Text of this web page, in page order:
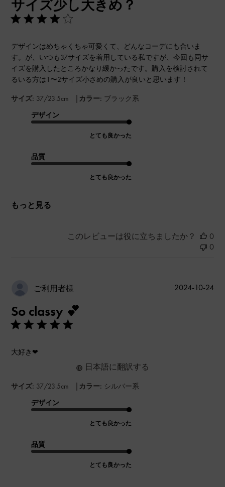
サイズ少し大きめ？
デザインはめちゃくちゃ可愛くて、どんなコーデにも合いま
す。が、いつも37サイズを着用している私ですが、今回も同サ
イズを購入したところかなり緩かったです。購入を検討されて
るいる方は1〜2サイズ小さめの購入が良いと思います！
サイズ: 37/23.5cm | カラー: ブラック系
デザイン
とても良かった
品質
とても良かった
もっと見る
このレビューは役に立ちましたか？
0
0
ご利用者様
So classy 💕
大好き❤
サイズ: 37/23.5cm | カラー: シルバー系
デザイン
とても良かった
品質
とても良かった
日本語に翻訳する
公
2024-10-24